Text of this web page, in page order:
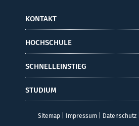
KONTAKT
HOCHSCHULE
SCHNELLEINSTIEG
STUDIUM
Sitemap| Impressum| Datenschutz|